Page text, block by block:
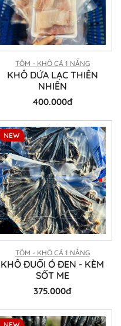
TÔM - KHÔ CÁ 1 NẮNG
KHÔ DỨA LẠC THIÊN
NHIÊN
400.000đ
TÔM - KHÔ CÁ 1 NẮNG
KHÔ ĐUỐI Ó ĐEN - KÈM
SỐT ME
375.000đ
NEW